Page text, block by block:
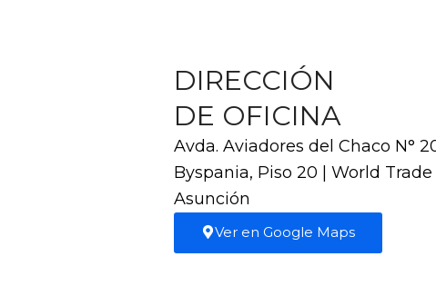
DIRECCIÓN
DE OFICINA
Avda. Aviadores del Chaco N°
Byspania, Piso 20 | World
Asunción
Ver en Google Maps